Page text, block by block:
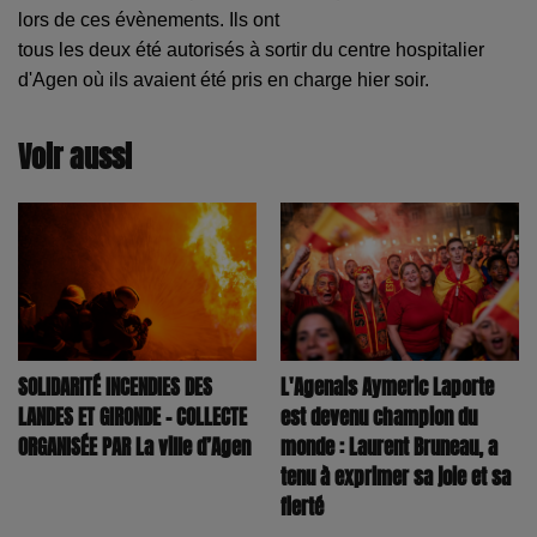
lors de ces évènements. Ils ont
tous les deux été autorisés à sortir du centre hospitalier
d'Agen où ils avaient été pris en charge hier soir.
Voir aussi
SOLIDARITÉ INCENDIES DES
LANDES ET GIRONDE – COLLECTE
ORGANISÉE PAR La ville d’Agen
L'Agenais Aymeric Laporte
est devenu champion du
monde : Laurent Bruneau, a
tenu à exprimer sa joie et sa
fierté